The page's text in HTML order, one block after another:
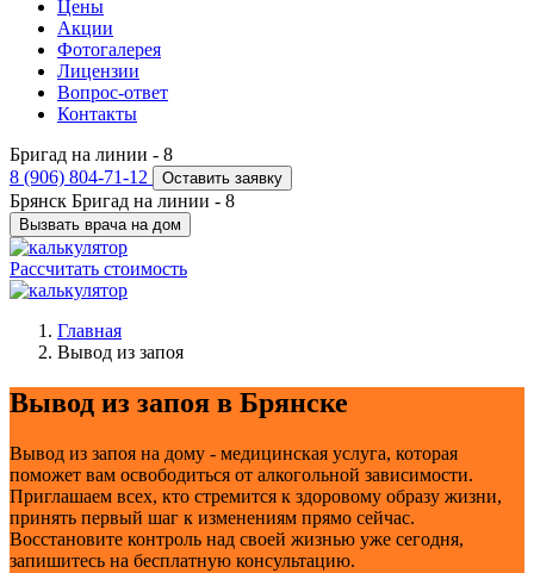
Цены
Акции
Фотогалерея
Лицензии
Вопрос-ответ
Контакты
Бригад на линии - 8
8 (906) 804-71-12
Оставить заявку
Брянск Бригад на линии - 8
Вызвать врача на дом
Рассчитать стоимость
Главная
Вывод из запоя
Вывод из запоя в Брянске
Вывод из запоя на дому - медицинская услуга, которая
поможет вам освободиться от алкогольной зависимости.
Приглашаем всех, кто стремится к здоровому образу жизни,
принять первый шаг к изменениям прямо сейчас.
Восстановите контроль над своей жизнью уже сегодня,
запишитесь на бесплатную консультацию.